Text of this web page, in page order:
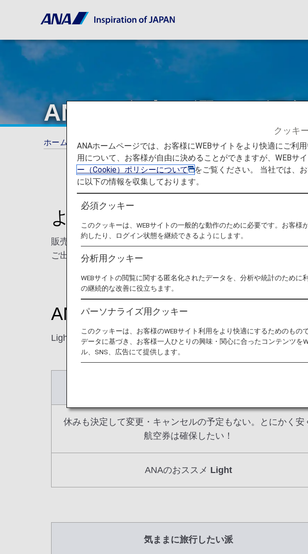
ANAの自由に選べる運
ホーム 旅の計画とご予約 予約変更について ANAの自由に選べ
より自由に、フレキシブルに。
販売期間：2022年12月1日から
ご出発期間：2023年4月1日から
ANAの自由に選べる運賃のご紹
Light, Value, Standard, Full Flexの4種類からお客様のご旅行の
休みも決定して変更・キャンセルの予定もない。とにかく安
航空券は確保したい！
ANAのおススメ Light
気ままに旅行したい派
クッキ
ANAホームページでは、お客様にWEBサイトをより快適にご利
用について、お客様が自由に決めることができますが、WEBサ
ー（Cookie）ポリシーについて
をご覧ください。 当社では、
に以下の情報を収集しております。
必須クッキー
このクッキーは、WEBサイトの一般的な動作のために必要です。お客様
約したり、ログイン状態を継続できるようにします。
分析用クッキー
WEBサイトの閲覧に関する匿名化されたデータを、分析や統計のために
の継続的な改善に役立ちます。
パーソナライズ用クッキー
このクッキーは、お客様のWEBサイト利用をより快適にするためのもの
データに基づき、お客様一人ひとりの興味・関心に合ったコンテンツを
ル、SNS、広告にて提供します。